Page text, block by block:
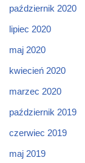
październik 2020
lipiec 2020
maj 2020
kwiecień 2020
marzec 2020
październik 2019
czerwiec 2019
maj 2019